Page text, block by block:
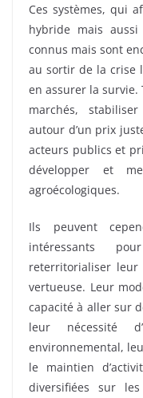
Ces systèmes, qui
hybride mais
connus mais sont
au sortir de la crise
en assurer la
marchés,
autour d’un prix
acteurs publics et
développer et
agroécologiques.
Ils peuvent
intéressants
reterritorialiser
vertueuse. Leur
capacité à aller sur
leur nécessité
environnemental,
le maintien
diversifiées sur